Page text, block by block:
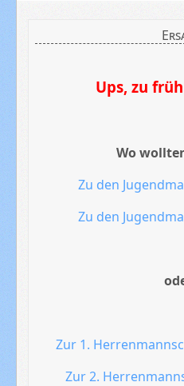
Ups, zu
Wo
Zu den
Zu den
Zur 1.
Zur 2.